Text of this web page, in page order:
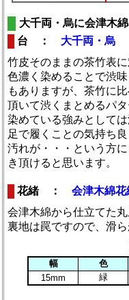
大千両・烏に会津木
台 ： 大千両・烏
竹皮そのままの茶竹表
色濃く染めることで渋
もありますが、茶竹に
頂いて渋くまとめるパ
染めている強みとして
足で履くことの気持ち
汚れが・・・という方
き頂けると思います。
花緒 ：会津木綿
会津木綿から仕立てた
裏地は罠ですので、滑ら
幅
色
15mm
緑